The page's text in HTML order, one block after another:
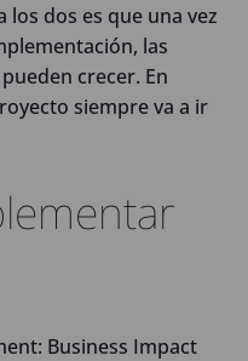
los dos es que una vez
las
crecer. En
siempre va a ir
Business Impact